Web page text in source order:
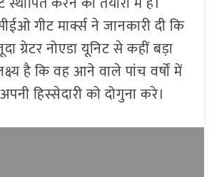
गीट मार्क्स ने जानकारी दी कि
ग्रेटर नोएडा यूनिट से कहीं बड़ा
है कि वह आने वाले पांच वर्षों में
हिस्सेदारी को दोगुना करे।